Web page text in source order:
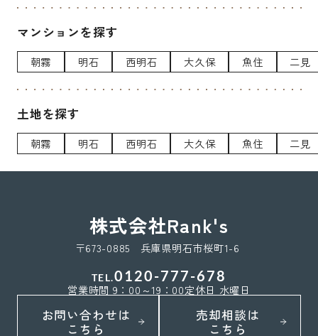
マンションを探す
朝霧 明石 西明石 大久保 魚住 二見
土地を探す
朝霧 明石 西明石 大久保 魚住 二見
株式会社Rank's
〒673-0885 兵庫県明石市桜町1-6
TEL.0120-777-678
営業時間 9：00～19：00定休日 水曜日
お問い合わせは
こちら
売却相談は
こちら